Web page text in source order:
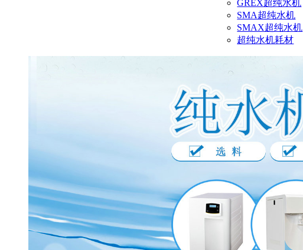
GREX超纯水机
SMA超纯水机
SMAX超纯水机
超纯水机耗材